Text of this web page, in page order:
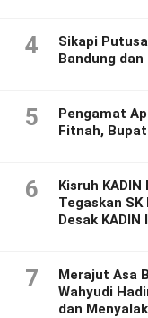
4
Sikapi
Bandung dan
5
Pengamat
Fitnah,
6
Kisruh
Tegaskan
Desak
7
Merajut Asa
Wahyudi
dan